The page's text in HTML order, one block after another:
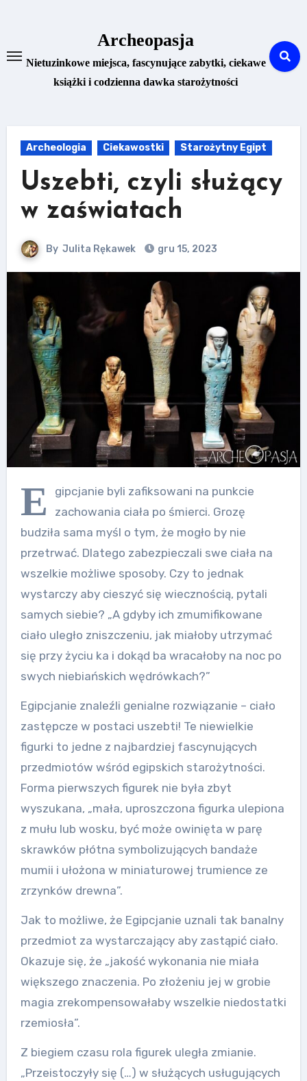
Archeopasja
Nietuzinkowe miejsca, fascynujące zabytki, ciekawe
książki i codzienna dawka starożytności
Archeologia Ciekawostki Starożytny Egipt
Uszebti, czyli służący
w zaświatach
By Julita Rękawek gru 15, 2023
E
gipcjanie byli zafiksowani na punkcie
zachowania ciała po śmierci. Grozę
budziła sama myśl o tym, że mogło by nie
przetrwać. Dlatego zabezpieczali swe ciała na
wszelkie możliwe sposoby. Czy to jednak
wystarczy aby cieszyć się wiecznością, pytali
samych siebie? „A gdyby ich zmumifikowane
ciało uległo zniszczeniu, jak miałoby utrzymać
się przy życiu ka i dokąd ba wracałoby na noc po
swych niebiańskich wędrówkach?”
Egipcjanie znaleźli genialne rozwiązanie – ciało
zastępcze w postaci uszebti! Te niewielkie
figurki to jedne z najbardziej fascynujących
przedmiotów wśród egipskich starożytności.
Forma pierwszych figurek nie była zbyt
wyszukana, „mała, uproszczona figurka ulepiona
z mułu lub wosku, być może owinięta w parę
skrawków płótna symbolizujących bandaże
mumii i ułożona w miniaturowej trumience ze
zrzynków drewna”.
Jak to możliwe, że Egipcjanie uznali tak banalny
przedmiot za wystarczający aby zastąpić ciało.
Okazuje się, że „jakość wykonania nie miała
większego znaczenia. Po złożeniu jej w grobie
magia zrekompensowałaby wszelkie niedostatki
rzemiosła”.
Z biegiem czasu rola figurek uległa zmianie.
„Przeistoczyły się (…) w służących usługujących